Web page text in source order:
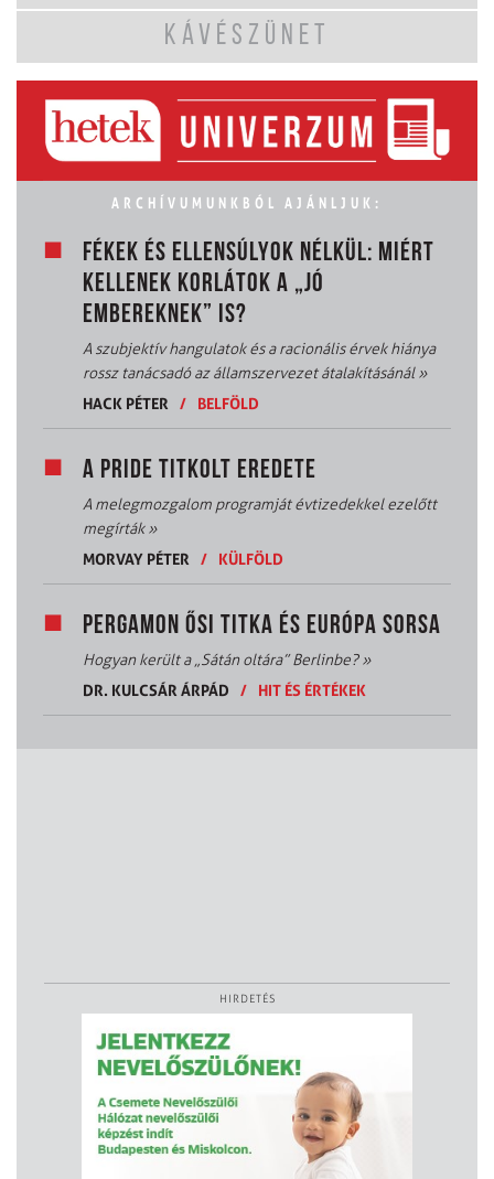
KÁVÉSZÜNET
ARCHÍVUMUNKBÓL AJÁNLJUK:
FÉKEK ÉS ELLENSÚLYOK NÉLKÜL: MIÉRT
KELLENEK KORLÁTOK A „JÓ
EMBEREKNEK” IS?
A szubjektív hangulatok és a racionális érvek hiánya
rossz tanácsadó az államszervezet átalakításánál»
HACK PÉTER / BELFÖLD
A PRIDE TITKOLT EREDETE
A melegmozgalom programját évtizedekkel ezelőtt
megírták»
MORVAY PÉTER / KÜLFÖLD
PERGAMON ŐSI TITKA ÉS EURÓPA SORSA
Hogyan került a „Sátán oltára” Berlinbe?»
DR. KULCSÁR ÁRPÁD
/ HIT ÉS ÉRTÉKEK
HIRDETÉS